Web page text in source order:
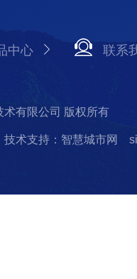
中心 联系
有限公司 版权所有
技术支持：智慧城市网